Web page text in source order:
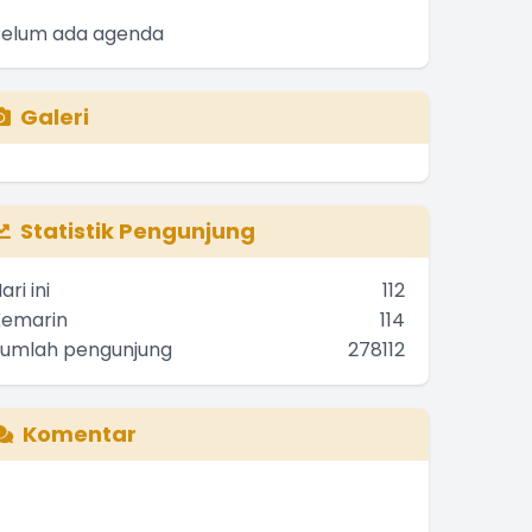
ada agenda
Galeri
Statistik Pengunjung
ini
112
114
pengunjung
278112
Komentar